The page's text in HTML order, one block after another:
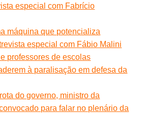
especial com Fabrício
máquina que potencializa
especial com Fábio Malini
professores de escolas
à paralisação em defesa da
do governo, ministro da
para falar no plenário da